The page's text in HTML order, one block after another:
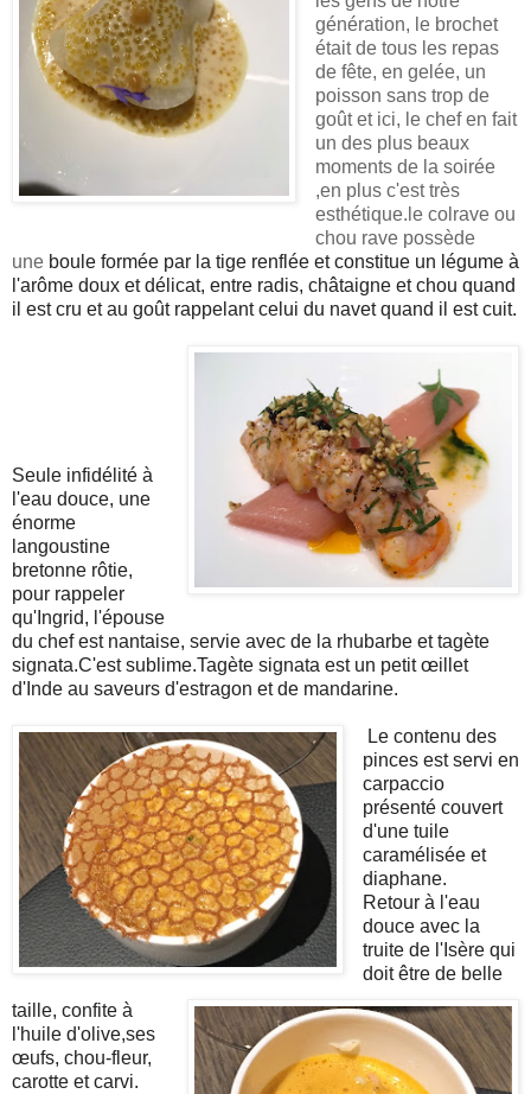
génération, le brochet
était de tous les repas
de fête, en gelée, un
poisson sans trop de
goût et ici, le chef en fait
un des plus beaux
moments de la soirée
,en plus c'est très
esthétique.le colrave ou
chou rave possède
une boule formée par la tige renflée et constitue un légume à
l'arôme doux et délicat, entre radis, châtaigne et chou quand
il est cru et au goût rappelant celui du navet quand il est cuit.
Seule infidélité à
l'eau douce, une
énorme
langoustine
bretonne rôtie,
pour rappeler
qu'Ingrid, l'épouse
du chef est nantaise, servie avec de la rhubarbe et tagète
signata.C'est sublime.Tagète signata est un petit œillet
d'Inde au saveurs d'estragon et de mandarine.
Le contenu des
pinces est servi en
carpaccio
présenté couvert
d'une tuile
caramélisée et
diaphane.
Retour à l'eau
douce avec la
truite de l'Isère qui
doit être de belle
taille, confite à
l'huile d'olive,ses
œufs, chou-fleur,
carotte et carvi.